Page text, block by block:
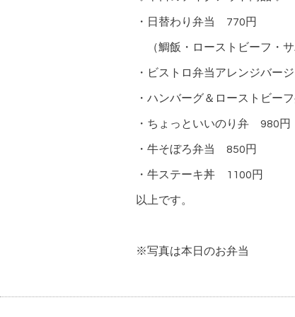
・日替わり弁当 770円
（鯛飯・ローストビーフ・
・ビストロ弁当アレンジバー
・ハンバーグ＆ローストビー
・ちょっといいのり弁 980円
・牛そぼろ弁当 850円
・牛ステーキ丼 1100円
以上です。
※写真は本日のお弁当